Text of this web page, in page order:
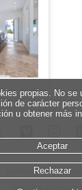
política de
política de
propias. No se
de carácter
u obtener más
Aceptar
Rechazar